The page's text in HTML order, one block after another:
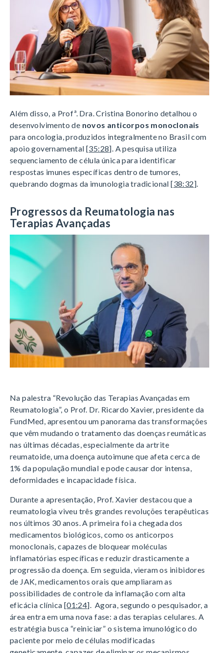
Além disso, a Profª. Dra. Cristina Bonorino detalhou o
desenvolvimento de novos anticorpos monoclonais
para oncologia, produzidos integralmente no Brasil com
apoio governamental [35:28]. A pesquisa utiliza
sequenciamento de célula única para identificar
respostas imunes específicas dentro de tumores,
quebrando dogmas da imunologia tradicional [38:32].
Progressos da Reumatologia nas
Terapias Avançadas
Na palestra “Revolução das Terapias Avançadas em
Reumatologia”, o Prof. Dr. Ricardo Xavier, presidente da
FundMed, apresentou um panorama das transformações
que vêm mudando o tratamento das doenças reumáticas
nas últimas décadas, especialmente da artrite
reumatoide, uma doença autoimune que afeta cerca de
1% da população mundial e pode causar dor intensa,
deformidades e incapacidade física.
Durante a apresentação, Prof. Xavier destacou que a
reumatologia viveu três grandes revoluções terapêuticas
nos últimos 30 anos. A primeira foi a chegada dos
medicamentos biológicos, como os anticorpos
monoclonais, capazes de bloquear moléculas
inflamatórias específicas e reduzir drasticamente a
progressão da doença. Em seguida, vieram os inibidores
de JAK, medicamentos orais que ampliaram as
possibilidades de controle da inflamação com alta
eficácia clínica [01:24]. Agora, segundo o pesquisador, a
área entra em uma nova fase: a das terapias celulares. A
estratégia busca “reiniciar” o sistema imunológico do
paciente por meio de células modificadas